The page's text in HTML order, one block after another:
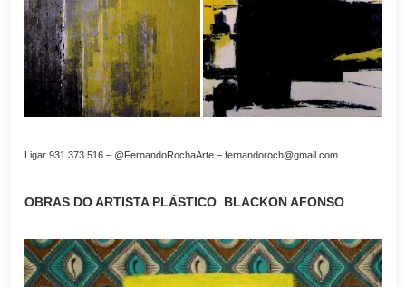
Ligar 931 373 516 – @FernandoRochaArte – fernandoroch@gmail.com
OBRAS DO ARTISTA PLÁSTICO BLACKON AFONSO